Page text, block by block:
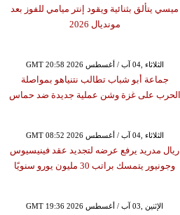
ميسي يتألق بثنائية ويقود إنتر ميامي للفوز بعد
مونديال 2026
GMT 20:58 2026 الثلاثاء ,04 آب / أغسطس
جماعة أبو شباب تطالب نتنياهو بمواصلة
الحرب على غزة وشن عملية جديدة ضد حماس
GMT 08:52 2026 الثلاثاء ,04 آب / أغسطس
ريال مدريد يرفع عرضه لتجديد عقد فينيسيوس
وجونيور يتمسك براتب 30 مليون يورو سنويًا
GMT 19:36 2026 الإثنين ,03 آب / أغسطس